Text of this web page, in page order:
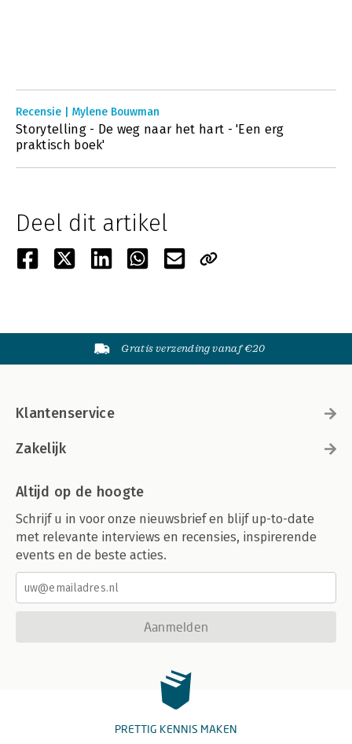
Recensie | Mylene Bouwman
Storytelling - De weg naar het hart - 'Een erg
praktisch boek'
Deel dit artikel
Gratis verzending vanaf €20
Klantenservice
Zakelijk
Altijd op de hoogte
Schrijf u in voor onze nieuwsbrief en blijf up-to-date
met relevante interviews en recensies, inspirerende
events en de beste acties.
Aanmelden
PRETTIG KENNIS MAKEN